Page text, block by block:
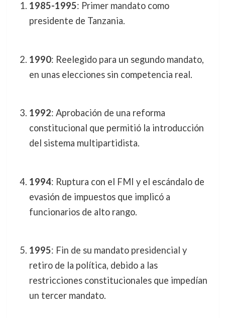
1985-1995: Primer mandato como
presidente de Tanzania.
1990: Reelegido para un segundo mandato,
en unas elecciones sin competencia real.
1992: Aprobación de una reforma
constitucional que permitió la introducción
del sistema multipartidista.
1994: Ruptura con el FMI y el escándalo de
evasión de impuestos que implicó a
funcionarios de alto rango.
1995: Fin de su mandato presidencial y
retiro de la política, debido a las
restricciones constitucionales que impedían
un tercer mandato.